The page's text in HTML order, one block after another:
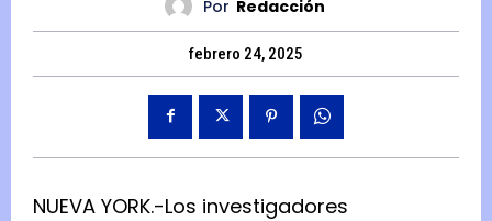
Por Redacción
febrero 24, 2025
NUEVA YORK.-Los investigadores